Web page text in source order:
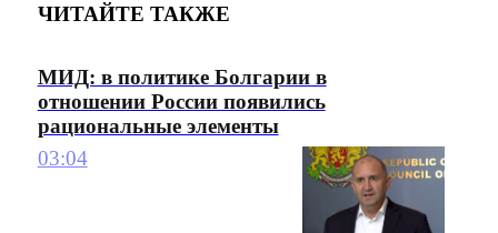
ЧИТАЙТЕ ТАКЖЕ
МИД: в политике Болгарии в
отношении России появились
рациональные элементы
03:04